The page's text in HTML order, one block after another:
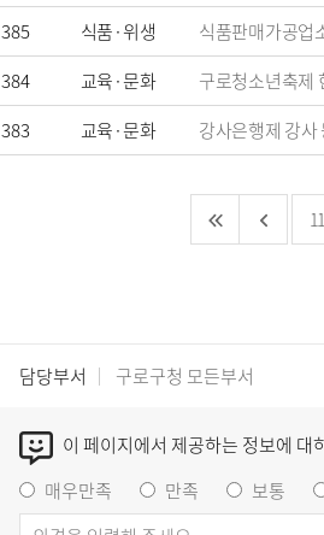
385
식품·위생 식품판매가공업
384
교육·문화 구로청소년축제
383
교육·문화 강사은행제 강사
11
담당부서 구로구청 모든부서
이 페이지에서 제공하는 정보에 대
매우만족
만족 보통